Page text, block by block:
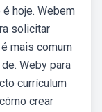
hoje. Webem
solicitar
mais comum
Weby para
currículum
crear